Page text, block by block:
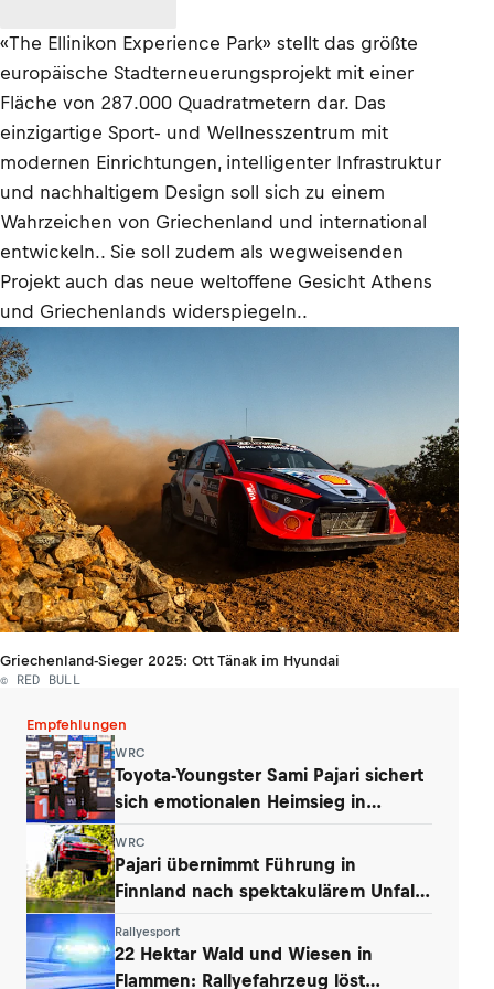
«The Ellinikon Experience Park» stellt das größte
europäische Stadterneuerungsprojekt mit einer
Fläche von 287.000 Quadratmetern dar. Das
einzigartige Sport- und Wellnesszentrum mit
modernen Einrichtungen, intelligenter Infrastruktur
und nachhaltigem Design soll sich zu einem
Wahrzeichen von Griechenland und international
entwickeln.. Sie soll zudem als wegweisenden
Projekt auch das neue weltoffene Gesicht Athens
und Griechenlands widerspiegeln..
Griechenland-Sieger 2025: Ott Tänak im Hyundai
© RED BULL
Empfehlungen
WRC
Toyota-Youngster Sami Pajari sichert
sich emotionalen Heimsieg in
WRC
Pajari übernimmt Führung in
Finnland nach spektakulärem Unfall
Rallyesport
22 Hektar Wald und Wiesen in
Flammen: Rallyefahrzeug löst